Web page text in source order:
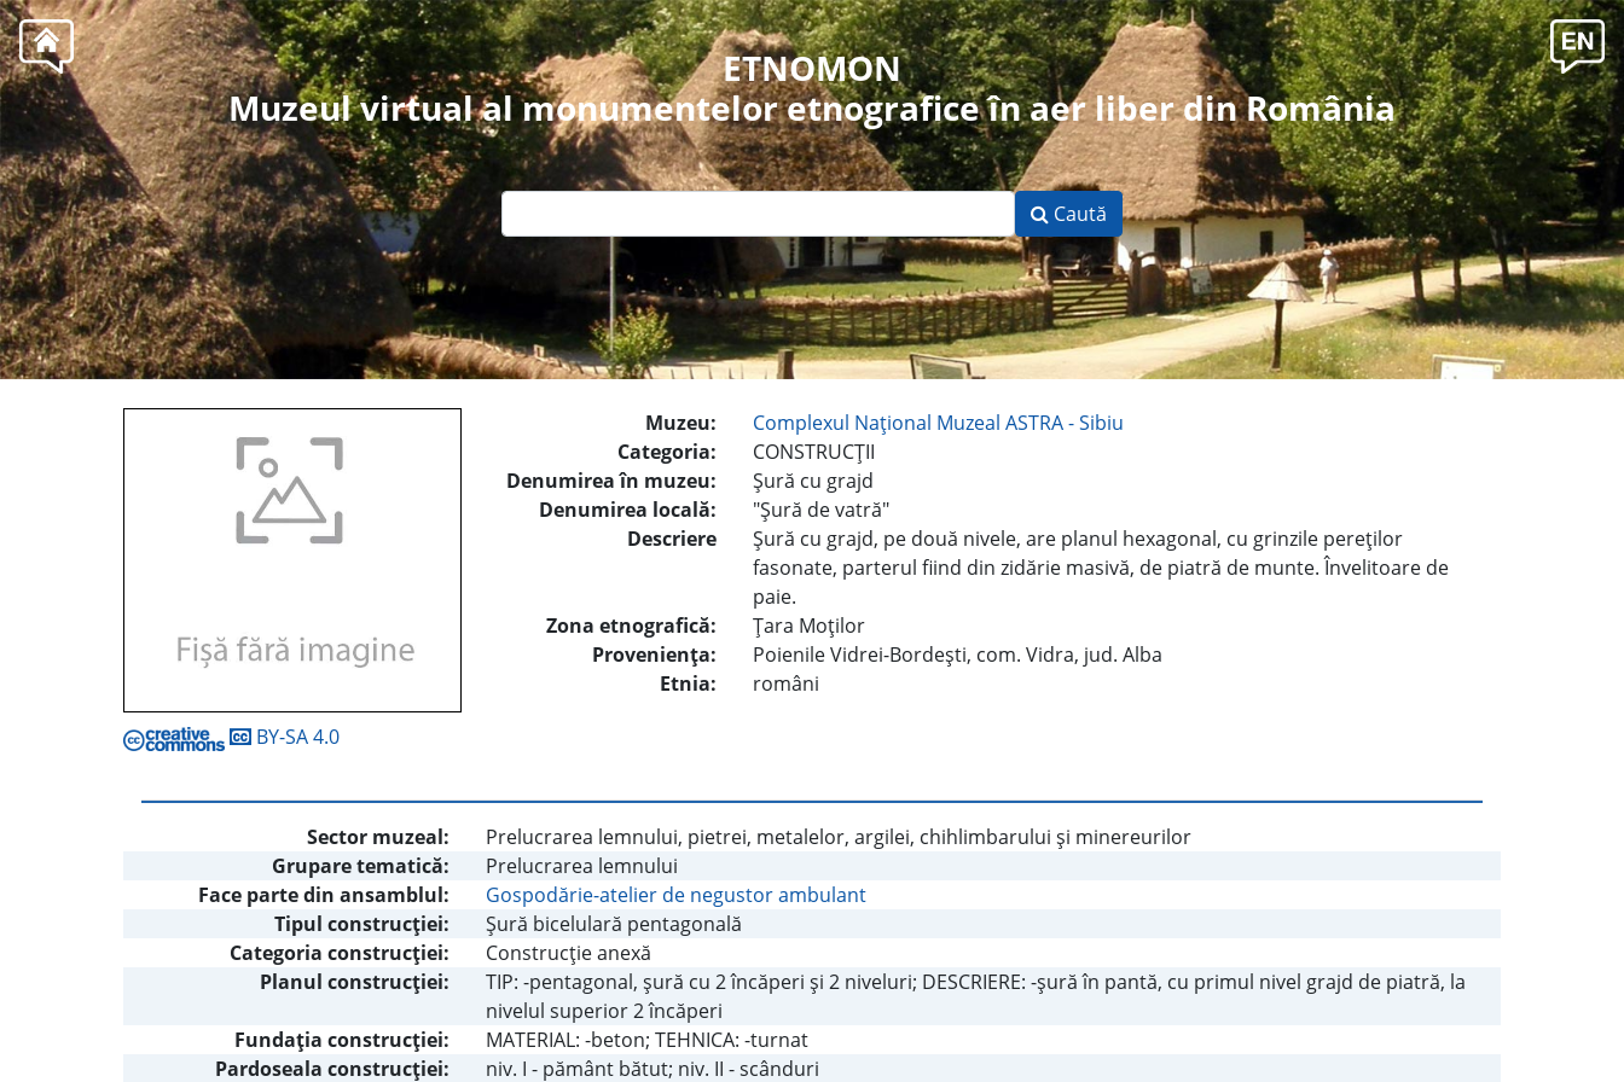
ETNOMON
Muzeul virtual al monumentelor etnografice în aer liber din România
Caută
BY-SA 4.0
Muzeu:
Complexul Naţional Muzeal ASTRA - Sibiu
Categoria:
CONSTRUCŢII
Denumirea în muzeu:
Şură cu grajd
Denumirea locală:
"Şură de vatră"
Descriere
Şură cu grajd, pe două nivele, are planul hexagonal, cu grinzile pereţilor
fasonate, parterul fiind din zidărie masivă, de piatră de munte. Învelitoare de
paie.
Zona etnografică:
Ţara Moţilor
Provenienţa:
Poienile Vidrei-Bordeşti, com. Vidra, jud. Alba
Etnia:
români
Sector muzeal:
Prelucrarea lemnului, pietrei, metalelor, argilei, chihlimbarului şi minereurilor
Grupare tematică:
Prelucrarea lemnului
Face parte din ansamblul:
Gospodărie-atelier de negustor ambulant
Tipul construcţiei:
Şură bicelulară pentagonală
Categoria construcţiei:
Construcţie anexă
Planul construcţiei:
TIP: -pentagonal, şură cu 2 încăperi şi 2 niveluri; DESCRIERE: -şură în pantă, cu primul nivel grajd de piatră, la
nivelul superior 2 încăperi
Fundaţia construcţiei:
MATERIAL: -beton; TEHNICA: -turnat
Pardoseala construcţiei:
niv. I - pământ bătut; niv. II - scânduri